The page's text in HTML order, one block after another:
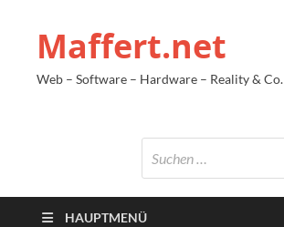
Maffert.net
Web – Software – Hardware – Reality & Co.
HAUPTMENÜ